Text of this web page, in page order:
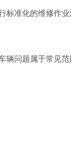
行标准化的维修作
车辆问题属于常见